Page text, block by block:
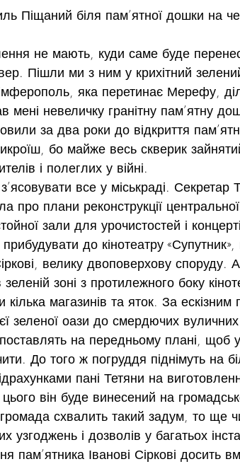
не мають, куди саме буде
Пішли ми з ним у крихітний
яка перетинає Мерефу,
мені невеличку гранітну пам’ятну
за два роки до відкриття
бо майже весь скверик
і полеглих у війні.
все у міськраді. Секретар
про плани реконструкції
зали для урочистостей і
до кінотеатру «Супутник»,
велику двоповерхову споруду.
зоні з протилежного боку
кілька магазинів та яток. За ескізним
зеленої оази до смердючих вуличних
на передньому плані, щоб
До того ж погруддя піднімуть на
пані Тетяни на
він буде винесений на
схвалить такий задум, то ще
узгоджень і дозволів у багатьох
Іванові Сіркові досить